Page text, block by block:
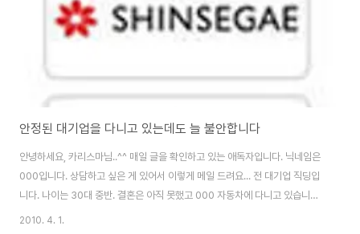
안정된 대기업을 다니고 있는데도 늘 불안합니다
안녕하세요, 카리스마님..^^ 매일 글을 확인하고 있는 애독자입니다. 닉네임은
000입니다. 상담하고 싶은 게 있어서 이렇게 메일 드려요... 전 대기업 직딩입
니다. 나이는 30대 중반. 결혼은 아직 못했고 000 자동차에 다니고 있습니다.
생산직에 근무하고 경력은 10년 가까이 됩니다. (특정기사와 무관한 한 취업사
2010. 4. 1.